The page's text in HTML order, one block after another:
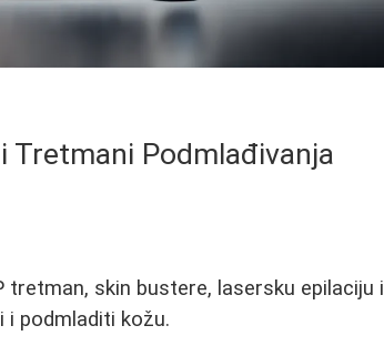
Tretmani Podmlađivanja
skin bustere, lasersku epilaciju i
i podmladiti kožu.